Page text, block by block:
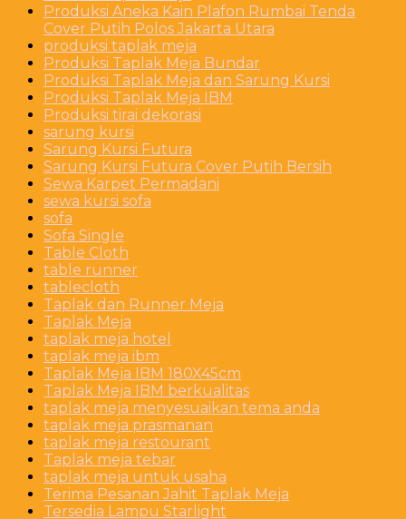
Produksi Aneka Kain Plafon Rumbai Tenda
Cover Putih Polos Jakarta Utara
produksi taplak meja
Produksi Taplak Meja Bundar
Produksi Taplak Meja dan Sarung Kursi
Produksi Taplak Meja IBM
Produksi tirai dekorasi
sarung kursi
Sarung Kursi Futura
Sarung Kursi Futura Cover Putih Bersih
Sewa Karpet Permadani
sewa kursi sofa
sofa
Sofa Single
Table Cloth
table runner
tablecloth
Taplak dan Runner Meja
Taplak Meja
taplak meja hotel
taplak meja ibm
Taplak Meja IBM 180X45cm
Taplak Meja IBM berkualitas
taplak meja menyesuaikan tema anda
taplak meja prasmanan
taplak meja restourant
Taplak meja tebar
taplak meja untuk usaha
Terima Pesanan Jahit Taplak Meja
Tersedia Lampu Starlight